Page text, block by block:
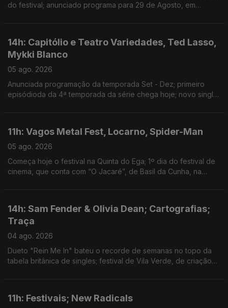
do festival; anunciado programa para 29 de Agosto, em
14h: Capitólio e Teatro Variedades, Ted Lasso,
Mykki Blanco
05 ago. 2026
Anunciada programação da temporada Set - Dez; primeiro
episódioda da 4ª temporada da série chega hoje; novo single:
11h: Vagos Metal Fest, Locarno, Spider-Man
05 ago. 2026
Começa hoje o festival na Quinta do Ega; 1º dia do festival de
cinema, que conta com “O Jacaré”, de Basil da Cunha, na
14h: Sam Fender & Olivia Dean; Cartografias;
Traça
04 ago. 2026
Dueto "Rein Me In" bateu o recorde de semanas no topo da
tabela britânica de singles; festival de Vila Verde, de criação
11h: Festivais; New Radicals